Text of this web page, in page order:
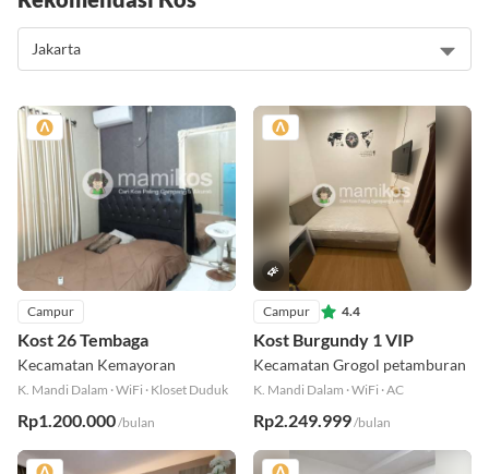
Campur
Kost 26 Tembaga
Kecamatan Kemayoran
K. Mandi Dalam ·WiFi · Kloset Duduk
Rp1.200.000/bulan
Campur 4.4
Kost Burgundy 1 VIP
Kecamatan Grogol petamburan
K. Mandi Dalam ·WiFi ·AC
Rp2.249.999/bulan